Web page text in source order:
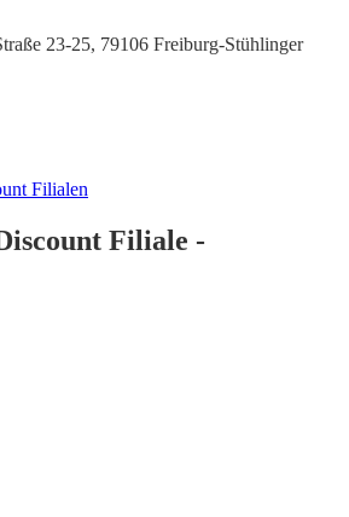
23-25, 79106 Freiburg-Stühlinger
Filialen
Filiale -